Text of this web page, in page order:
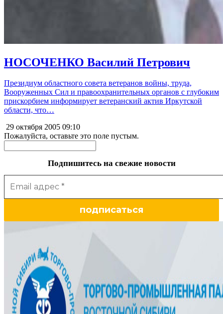
НОСОЧЕНКО Василий Петрович
Президиум областного совета ветеранов войны, труда,
Вооруженных Сил и правоохранительных органов с глубоким
прискорбием информирует ветеранский актив Иркутской
области, что…
29 октября 2005 09:10
Пожалуйста, оставьте это поле пустым.
Подпишитесь на свежие новости